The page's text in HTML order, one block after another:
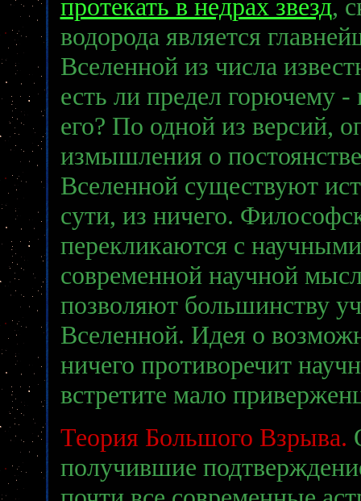
протекать в недрах звезд,
водорода является
Вселенной из числа
есть ли предел горючему -
его? По одной из версий,
измышления о
Вселенной существуют
сути, из ничего.
перекликаются с
современной научной
позволяют большинству
Вселенной. Идея о
ничего противоречит
встретите мало
Теория Большого Взрыва.
получившие